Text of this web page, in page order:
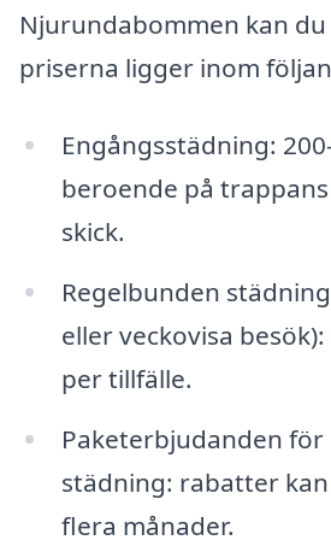
Njurundabommen kan
priserna ligger inom
Engångsstädning:
beroende på
skick.
Regelbunden
eller veckovisa besök):
per tillfälle.
Paketerbjudanden för
städning: rabatter
flera månader.